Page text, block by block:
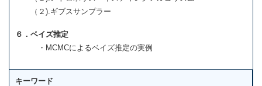
（２).ギブスサンプラー
６．ベイズ推定
・MCMCによるベイズ推定の実例
キーワード